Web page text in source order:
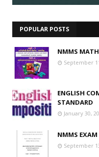
POPULAR POSTS
NMMS
September
ENGLISH
STANDARD
January 30,
NMMS
September